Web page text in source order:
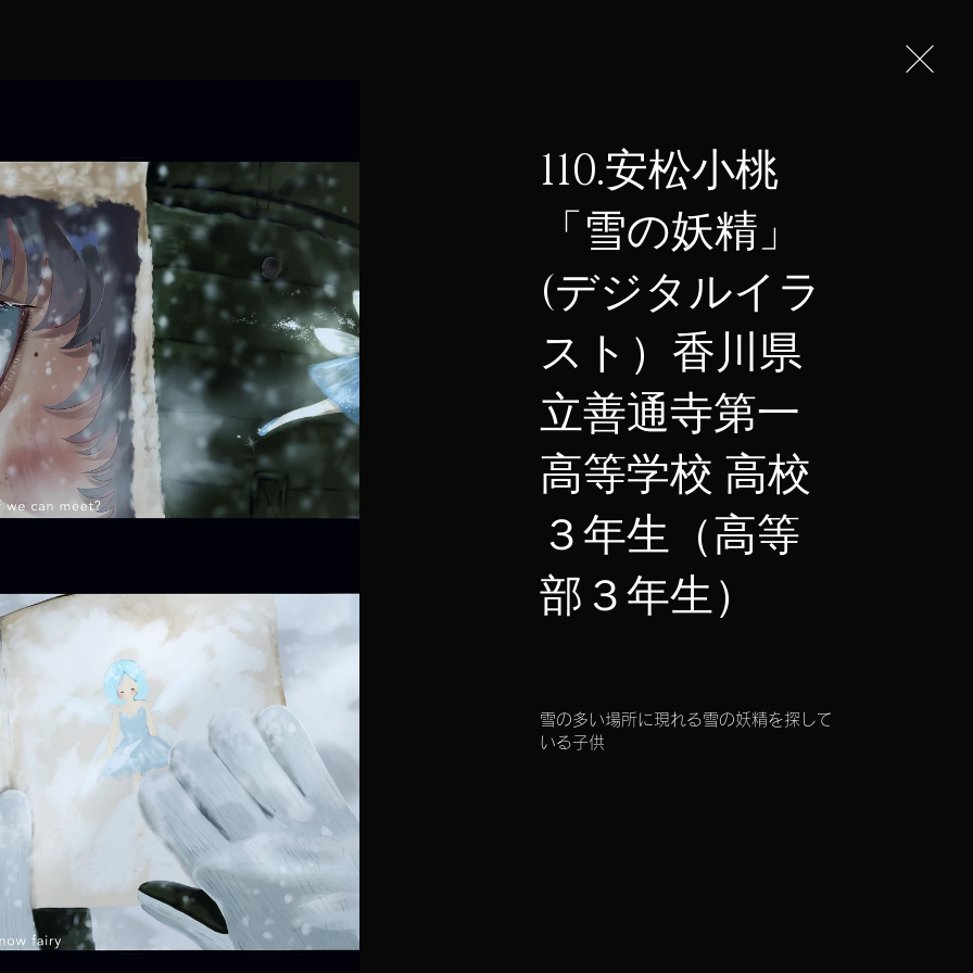
第５回全国オンラインアートフェス
110.安松小桃
「雪の妖精」
(デジタルイラ
スト）香川県
立善通寺第一
高等学校 高校
３年生（高等
部３年生）
雪の多い場所に現れる雪の妖精を探して
いる子供
第６回
ンラインアートフェス
作品公開！！！
みんなでつくるアートフェス。
オンラインでできる作品発表会で、
年2月1日（日）～3月2日（月）にかけて第6回大会の作品を募集しました。
2026年3月8日（日）にHPで作品を公開しました。
3月23日（月）にHPで表彰作品（40点程度）を発表しました。
​素敵な作品の数々をご覧ください。
第6回作品はこちら！